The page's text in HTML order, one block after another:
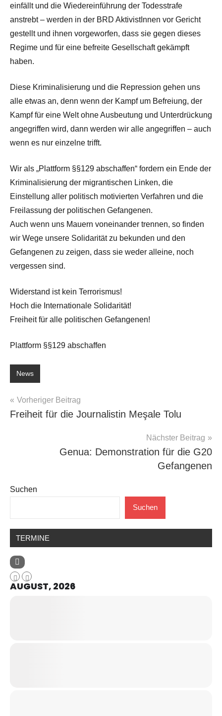
einfällt und die Wiedereinführung der Todesstrafe
anstrebt – werden in der BRD AktivistInnen vor Gericht
gestellt und ihnen vorgeworfen, dass sie gegen dieses
Regime und für eine befreite Gesellschaft gekämpft
haben.
Diese Kriminalisierung und die Repression gehen uns
alle etwas an, denn wenn der Kampf um Befreiung, der
Kampf für eine Welt ohne Ausbeutung und Unterdrückung
angegriffen wird, dann werden wir alle angegriffen – auch
wenn es nur einzelne trifft.
Wir als „Plattform §§129 abschaffen“ fordern ein Ende der
Kriminalisierung der migrantischen Linken, die
Einstellung aller politisch motivierten Verfahren und die
Freilassung der politischen Gefangenen.
Auch wenn uns Mauern voneinander trennen, so finden
wir Wege unsere Solidarität zu bekunden und den
Gefangenen zu zeigen, dass sie weder alleine, noch
vergessen sind.
Widerstand ist kein Terrorismus!
Hoch die Internationale Solidarität!
Freiheit für alle politischen Gefangenen!
Plattform §§129 abschaffen
News
Beitragsnavigation
Vorheriger Beitrag
Freiheit für die Journalistin Meşale Tolu
Nächster Beitrag
Genua: Demonstration für die G20
Gefangenen
Suchen
Suchen
TERMINE
AUGUST, 2026